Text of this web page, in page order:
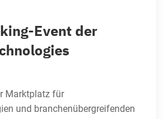
Event der
Marktplatz für
und branchenübergreifenden